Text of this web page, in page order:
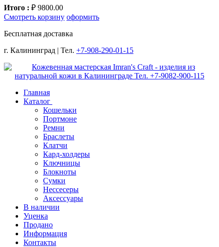
Итого : ₽ 9800.00
Смотреть корзину оформить
Бесплатная доставка
г. Калининград | Тел. +7-908-290-01-15
Главная
Каталог
Кошельки
Портмоне
Ремни
Браслеты
Клатчи
Кард-холдеры
Ключницы
Блокноты
Сумки
Нессесеры
Аксессуары
В наличии
Уценка
Продано
Информация
Контакты